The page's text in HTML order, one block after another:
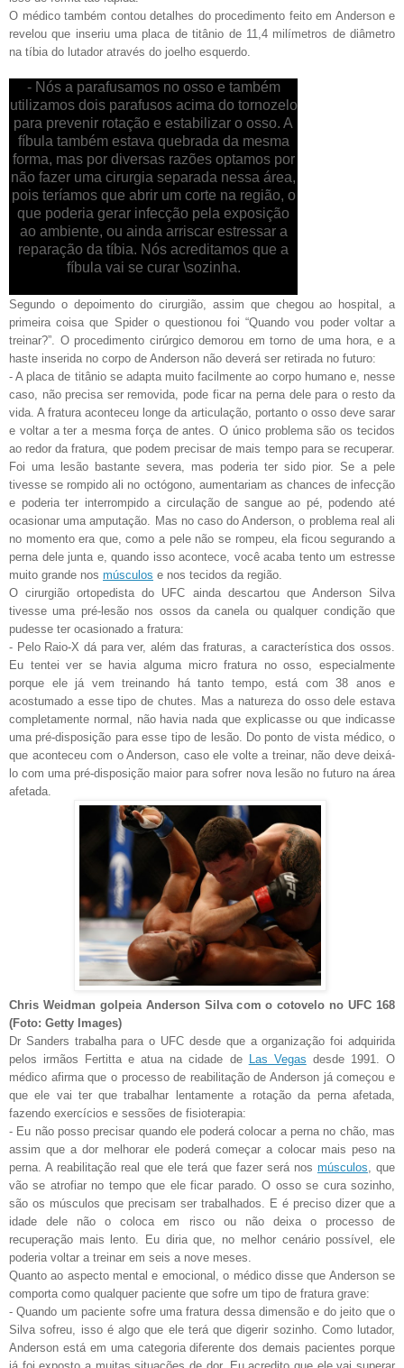
O médico também contou detalhes do procedimento feito em Anderson e
revelou que inseriu uma placa de titânio de 11,4 milímetros de diâmetro
na tíbia do lutador através do joelho esquerdo.
- Nós a parafusamos no osso e também
utilizamos dois parafusos acima do tornozelo
para prevenir rotação e estabilizar o osso. A
fíbula também estava quebrada da mesma
forma, mas por diversas razões optamos por
não fazer uma cirurgia separada nessa área,
pois teríamos que abrir um corte na região, o
que poderia gerar infecção pela exposição
ao ambiente, ou ainda arriscar estressar a
reparação da tíbia. Nós acreditamos que a
fíbula vai se curar \sozinha.
Segundo o depoimento do cirurgião, assim que chegou ao hospital, a
primeira coisa que Spider o questionou foi “Quando vou poder voltar a
treinar?”. O procedimento cirúrgico demorou em torno de uma hora, e a
haste inserida no corpo de Anderson não deverá ser retirada no futuro:
- A placa de titânio se adapta muito facilmente ao corpo humano e, nesse
caso, não precisa ser removida, pode ficar na perna dele para o resto da
vida. A fratura aconteceu longe da articulação, portanto o osso deve sarar
e voltar a ter a mesma força de antes. O único problema são os tecidos
ao redor da fratura, que podem precisar de mais tempo para se recuperar.
Foi uma lesão bastante severa, mas poderia ter sido pior. Se a pele
tivesse se rompido ali no octógono, aumentariam as chances de infecção
e poderia ter interrompido a circulação de sangue ao pé, podendo até
ocasionar uma amputação. Mas no caso do Anderson, o problema real ali
no momento era que, como a pele não se rompeu, ela ficou segurando a
perna dele junta e, quando isso acontece, você acaba tento um estresse
muito grande nos músculos e nos tecidos da região.
O cirurgião ortopedista do UFC ainda descartou que Anderson Silva
tivesse uma pré-lesão nos ossos da canela ou qualquer condição que
pudesse ter ocasionado a fratura:
- Pelo Raio-X dá para ver, além das fraturas, a característica dos ossos.
Eu tentei ver se havia alguma micro fratura no osso, especialmente
porque ele já vem treinando há tanto tempo, está com 38 anos e
acostumado a esse tipo de chutes. Mas a natureza do osso dele estava
completamente normal, não havia nada que explicasse ou que indicasse
uma pré-disposição para esse tipo de lesão. Do ponto de vista médico, o
que aconteceu com o Anderson, caso ele volte a treinar, não deve deixá-
lo com uma pré-disposição maior para sofrer nova lesão no futuro na área
afetada.
Chris Weidman golpeia Anderson Silva com o cotovelo no UFC 168
(Foto: Getty Images)
Dr Sanders trabalha para o UFC desde que a organização foi adquirida
pelos irmãos Fertitta e atua na cidade de Las Vegas desde 1991. O
médico afirma que o processo de reabilitação de Anderson já começou e
que ele vai ter que trabalhar lentamente a rotação da perna afetada,
fazendo exercícios e sessões de fisioterapia:
- Eu não posso precisar quando ele poderá colocar a perna no chão, mas
assim que a dor melhorar ele poderá começar a colocar mais peso na
perna. A reabilitação real que ele terá que fazer será nos músculos, que
vão se atrofiar no tempo que ele ficar parado. O osso se cura sozinho,
são os músculos que precisam ser trabalhados. E é preciso dizer que a
idade dele não o coloca em risco ou não deixa o processo de
recuperação mais lento. Eu diria que, no melhor cenário possível, ele
poderia voltar a treinar em seis a nove meses.
Quanto ao aspecto mental e emocional, o médico disse que Anderson se
comporta como qualquer paciente que sofre um tipo de fratura grave:
- Quando um paciente sofre uma fratura dessa dimensão e do jeito que o
Silva sofreu, isso é algo que ele terá que digerir sozinho. Como lutador,
Anderson está em uma categoria diferente dos demais pacientes porque